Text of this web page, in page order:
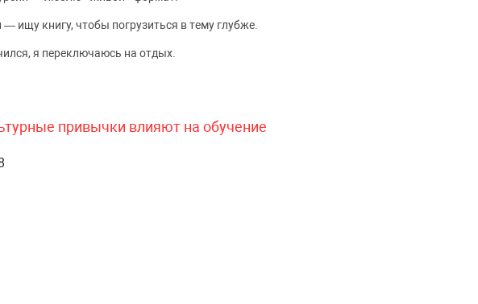
ищу книгу, чтобы погрузиться в тему глубже.
я переключаюсь на отдых.
привычки влияют на обучение